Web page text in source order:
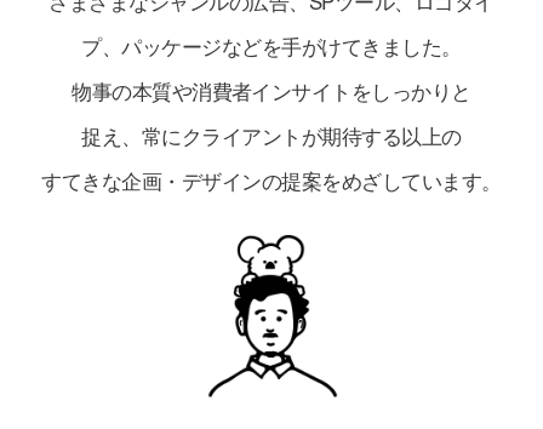
プ、パッケージなどを手がけてきました。
物事の本質や消費者インサイトをしっかりと
捉え、常にクライアントが期待する以上の
すてきな企画・デザインの提案をめざしています。